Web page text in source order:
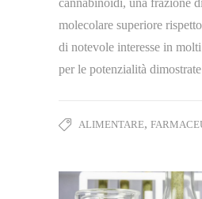
molecolare superiore
di notevole interesse in
per le potenzialità
ALIMENTARE,